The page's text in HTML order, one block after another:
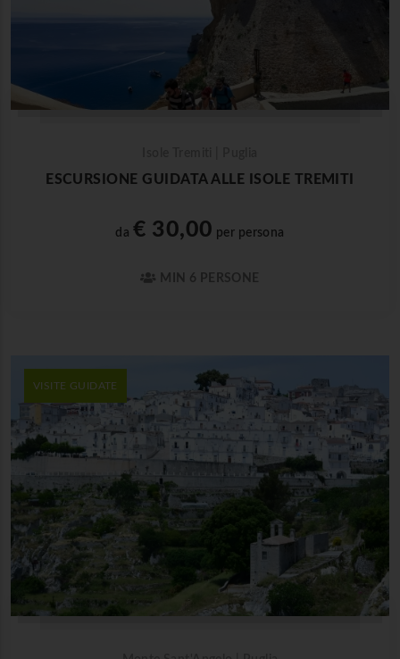
ESCURSIONE GUIDATA ALLE ISOLE TREMITI
da € 30,00 per persona
MIN 6 PERSONE
VISITE GUIDATE